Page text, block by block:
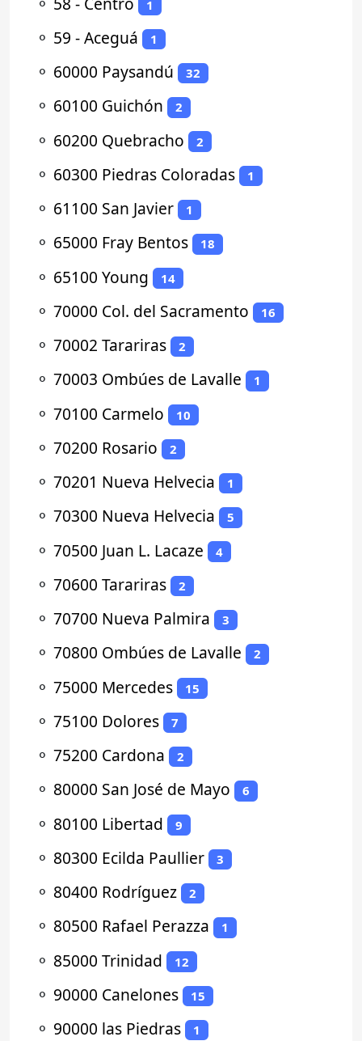
1
⚬ 59 - Aceguá 1
⚬ 60000 Paysandú 32
⚬ 60100 Guichón 2
⚬ 60200 Quebracho 2
⚬ 60300 Piedras Coloradas 1
⚬ 61100 San Javier 1
⚬ 65000 Fray Bentos 18
⚬ 65100 Young 14
⚬ 70000 Col. del Sacramento 16
⚬ 70002 Tarariras 2
⚬ 70003 Ombúes de Lavalle 1
⚬ 70100 Carmelo 10
⚬ 70200 Rosario 2
⚬ 70201 Nueva Helvecia 1
⚬ 70300 Nueva Helvecia 5
⚬ 70500 Juan L. Lacaze 4
⚬ 70600 Tarariras 2
⚬ 70700 Nueva Palmira 3
⚬ 70800 Ombúes de Lavalle 2
⚬ 75000 Mercedes 15
⚬ 75100 Dolores 7
⚬ 75200 Cardona 2
⚬ 80000 San José de Mayo 6
⚬ 80100 Libertad 9
⚬ 80300 Ecilda Paullier 3
⚬ 80400 Rodríguez 2
⚬ 80500 Rafael Perazza 1
⚬ 85000 Trinidad 12
⚬ 90000 Canelones 15
⚬ 90000 las Piedras 1